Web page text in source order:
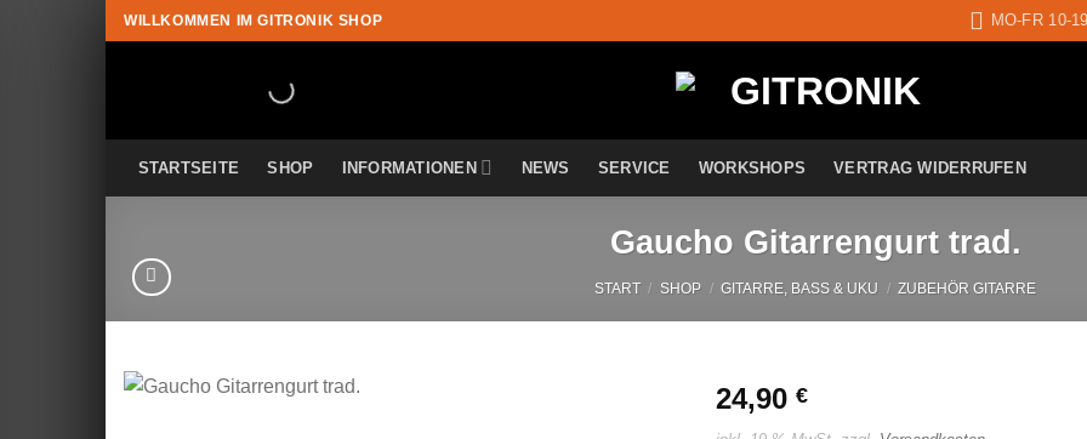
Zum
Inhalt
WILLKOMMEN IM GITRONIK SHOP MO-FR 10-
STARTSEITE SHOP INFORMATIONEN NEWS SERVICE WORKSHOPS VERTRAG WIDERRUFEN
Gaucho Gitarrengurt trad.
START / SHOP / GITARRE, BASS & UKU / ZUBEHÖR GITARRE
24,90 €